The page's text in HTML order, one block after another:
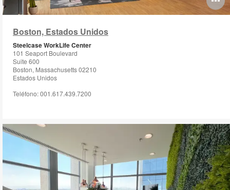
Boston, Estados Unidos
Steelcase WorkLife Center
101 Seaport Boulevard
Suite 600
Boston, Massachusetts 02210
Estados Unidos
Teléfono: 001.617.439.7200